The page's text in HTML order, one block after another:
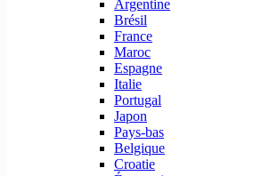
Argentine
Brésil
France
Maroc
Espagne
Italie
Portugal
Japon
Pays-bas
Belgique
Croatie